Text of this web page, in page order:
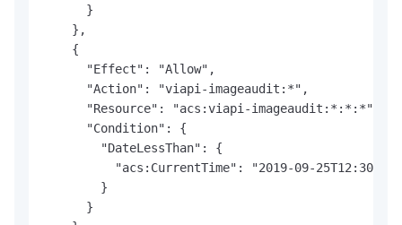
      }
    },
    {
      "Effect": "Allow",
      "Action": "viapi-imageaudit:*",
      "Resource": "acs:viapi-imageaudit:*:*:*",
      "Condition": {
        "DateLessThan": {
"acs:CurrentTime": "2019-09-
        }
      }